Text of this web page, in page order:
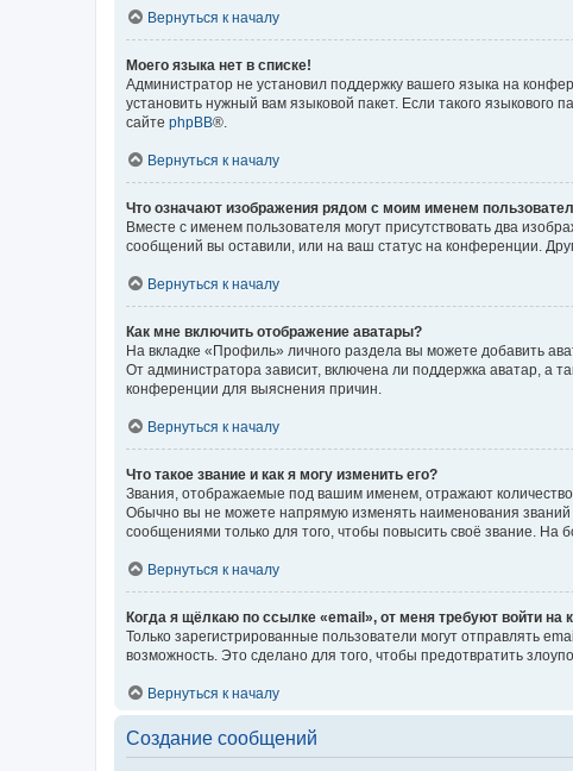
Вернуться к началу
Моего языка нет в списке!
Администратор не установил поддержку вашего языка на
установить нужный вам языковой пакет. Если такого
сайте phpBB®.
Вернуться к началу
Что означают изображения рядом с моим именем
Вместе с именем пользователя могут присутствовать два
сообщений вы оставили, или на ваш статус на конференции.
Вернуться к началу
Как мне включить отображение аватары?
На вкладке «Профиль» личного раздела вы можете добавить
От администратора зависит, включена ли поддержка аватар, а
конференции для выяснения причин.
Вернуться к началу
Что такое звание и как я могу изменить его?
Звания, отображаемые под вашим именем, отражают
Обычно вы не можете напрямую изменять наименования
сообщениями только для того, чтобы повысить своё звание.
Вернуться к началу
Когда я щёлкаю по ссылке «email», от меня требуют войти на
Только зарегистрированные пользователи могут отправлять
возможность. Это сделано для того, чтобы предотвратить
Вернуться к началу
Создание сообщений